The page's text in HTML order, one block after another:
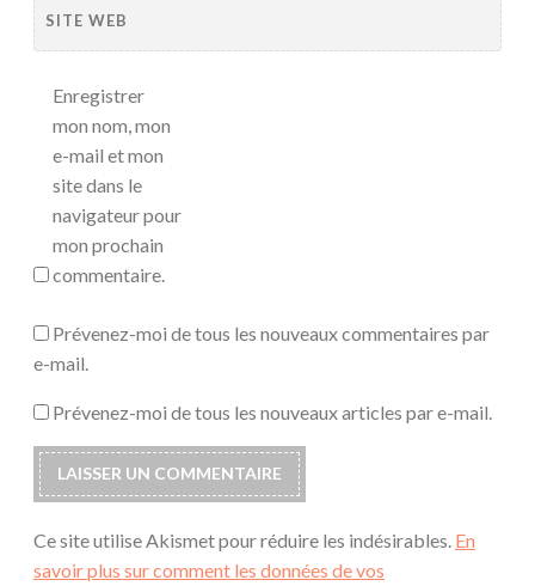
SITE WEB
Enregistrer
mon nom, mon
e-mail et mon
site dans le
navigateur pour
mon prochain
commentaire.
Prévenez-moi de tous les nouveaux commentaires par
e-mail.
Prévenez-moi de tous les nouveaux articles par e-mail.
Ce site utilise Akismet pour réduire les indésirables. En
savoir plus sur comment les données de vos